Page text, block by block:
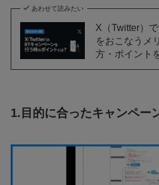
あわせて読みたい
X（Twitter）
をおこなうメ
方・ポイント
1.目的に合ったキャンペー